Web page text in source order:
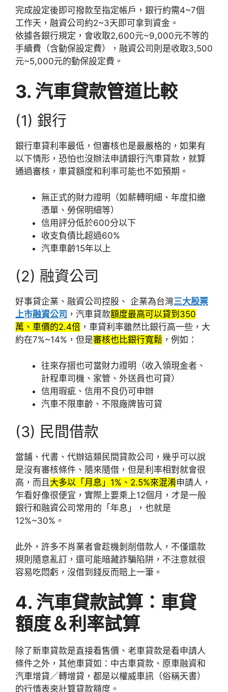
完成設定後即可撥款至指定帳戶，銀行約需4~7個
工作天，融資公司約2~3天即可拿到資金。
依據各銀行規定，會收取2,600元~9,000元不等的
手續費（含動保設定費），融資公司則是收取3,500
元~5,000元的動保設定費。
3. 汽車貸款管道比較
(1) 銀行
銀行車貸利率最低，但審核也是最嚴格的，如果有
以下情形，恐怕也沒辦法申請銀行汽車貸款，就算
通過審核，車貸額度和利率可能也不如預期。
無正式的財力證明（如薪轉明細、年度扣繳
憑單、勞保明細等）
信用評分低於600分以下
收支負債比超過60%
汽車車齡15年以上
(2) 融資公司
好事貸企業、融資公司控股、 企業為台灣三大股票
上市融資公司 ，汽車貸款額度最高可以貸到350
萬、車價的2.4倍 ，車貸利率雖然比銀行高一些，大
約在7%~14%，但是審核也比銀行寬鬆 ，例如：
往來存摺也可當財力證明（收入領現金者、
計程車司機、家管、外送員也可貸）
信用瑕疵、信用不良仍可申辦
汽車不限車齡、不限廠牌皆可貸
(3) 民間借款
當鋪、代書、代辦這類民間貸款公司，幾乎可以說
是沒有審核條件、隨來隨借，但是利率相對就會很
高，而且大多以「月息」1%、2.5%來混淆申請人，
乍看好像很便宜，實際上要乘上12個月，才是一般
銀行和融資公司常用的「年息」，也就是
12%~30%。
此外，許多不肖業者會趁機剝削借款人，不僅還款
規則隨意亂訂，還可能暗藏詐騙陷阱，不注意就很
容易吃悶虧，沒借到錢反而賠上一筆。
4. 汽車貸款試算：車貸
額度＆利率試算
除了新車貸款是直接看售價、老車貸款是看申請人
條件之外，其他車貸如：中古車貸款、原車融資和
汽車增貸／轉增貸，都是以權威車訊（俗稱天書）
的行情表來計算貸款額度。